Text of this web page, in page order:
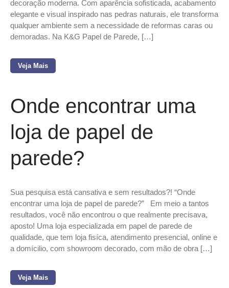
decoração moderna. Com aparência sofisticada, acabamento
elegante e visual inspirado nas pedras naturais, ele transforma
qualquer ambiente sem a necessidade de reformas caras ou
demoradas. Na K&G Papel de Parede, […]
Veja Mais
Onde encontrar uma
loja de papel de
parede?
Sua pesquisa está cansativa e sem resultados?! “Onde
encontrar uma loja de papel de parede?” Em meio a tantos
resultados, você não encontrou o que realmente precisava,
aposto! Uma loja especializada em papel de parede de
qualidade, que tem loja fisíca, atendimento presencial, online e
a domícilio, com showroom decorado, com mão de obra […]
Veja Mais